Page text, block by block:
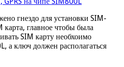
гнездо для установки SIM-
главное чтобы была
SIM карту необхоимо
а ключ должен располагаться